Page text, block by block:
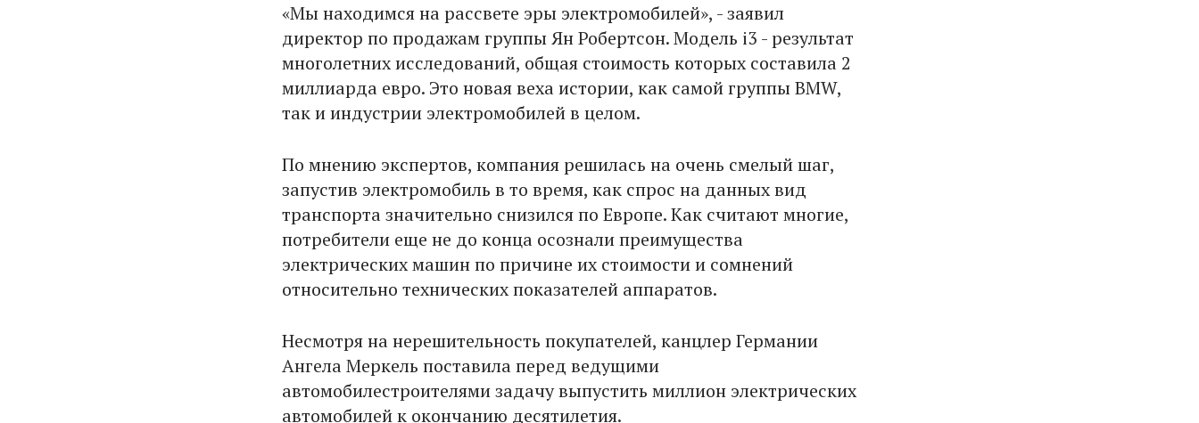
«Мы находимся на рассвете эры электромобилей», - заявил
директор по продажам группы Ян Робертсон. Модель i3 - результат
многолетних исследований, общая стоимость которых составила 2
миллиарда евро. Это новая веха истории, как самой группы BMW,
так и индустрии электромобилей в целом.
По мнению экспертов, компания решилась на очень смелый шаг,
запустив электромобиль в то время, как спрос на данных вид
транспорта значительно снизился по Европе. Как считают многие,
потребители еще не до конца осознали преимущества
электрических машин по причине их стоимости и сомнений
относительно технических показателей аппаратов.
Несмотря на нерешительность покупателей, канцлер Германии
Ангела Меркель поставила перед ведущими
автомобилестроителями задачу выпустить миллион электрических
автомобилей к окончанию десятилетия.